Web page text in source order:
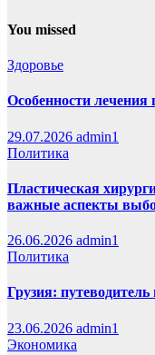
You missed
Здоровье
Особенности лечения
29.07.2026 admin1
Политика
Пластическая
важные аспекты
26.06.2026 admin1
Политика
Грузия:
23.06.2026 admin1
Экономика